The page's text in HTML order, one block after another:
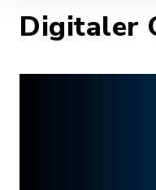
Digitaler